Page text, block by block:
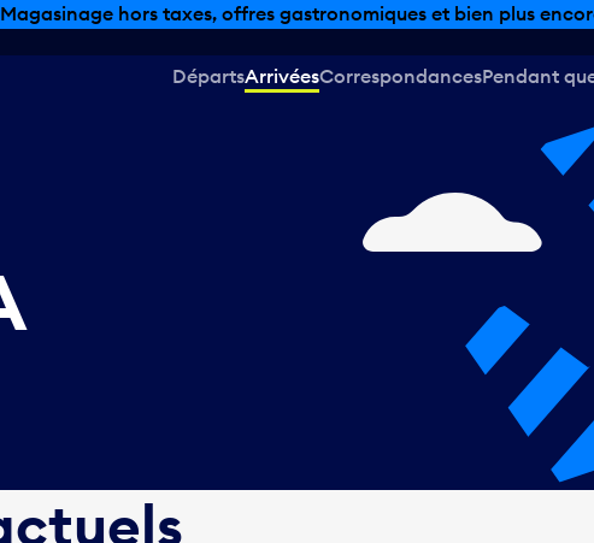
hors taxes, offres gastronomiques et bien plus
DépartsArrivéesCorrespondancesPendant